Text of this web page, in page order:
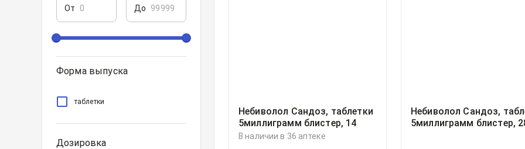
От До
Форма выпуска
таблетки
Дозировка
Небиволол Сандоз, таблетки
5миллиграмм блистер, 14
В наличии в 36 аптеке
Небиволол Сандоз,
5миллиграмм блистер,